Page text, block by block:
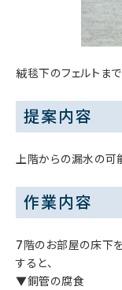
絨毯下のフェルトま
提案内容
上階からの漏水の可
作業内容
7階のお部屋の床下
すると、
▼銅管の腐食